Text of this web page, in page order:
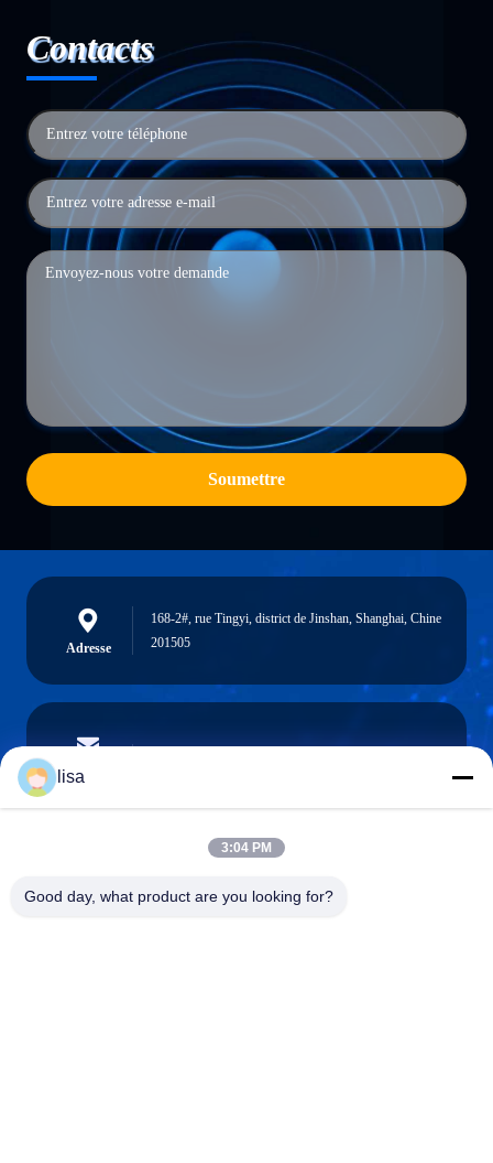
Contacts
Soumettre
Adresse
168-2#, rue Tingyi, district de Jinshan, Shanghai, Chine
201505
E-mail
Téléphone
lisa
3:04 PM
Good day, what product are you looking for?